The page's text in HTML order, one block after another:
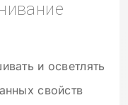
и осветлять
свойств